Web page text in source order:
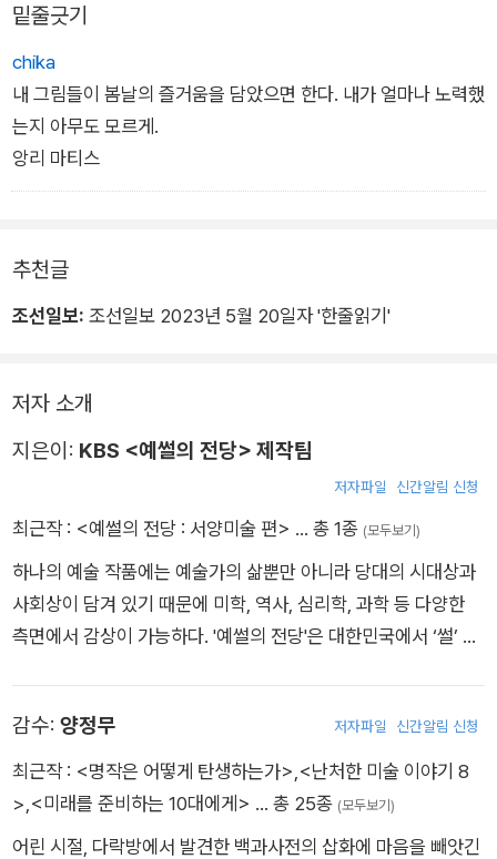
밑줄긋기
chika
내 그림들이 봄날의 즐거움을 담았으면 한다. 내가 얼마나 노력했
는지 아무도 모르게.
앙리 마티스
추천글
조선일보: 조선일보 2023년 5월 20일자 '한줄읽기'
저자 소개
지은이: KBS <예썰의 전당> 제작팀
저자파일 신간알림 신청
최근작 : <예썰의 전당 : 서양미술 편> … 총 1종 (모두보기)
하나의 예술 작품에는 예술가의 삶뿐만 아니라 당대의 시대상과
사회상이 담겨 있기 때문에 미학, 역사, 심리학, 과학 등 다양한
측면에서 감상이 가능하다. '예썰의 전당'은 대한민국에서 ‘썰’ 푸
오늘의 시청자와 독자들에게 통찰과 위로가 되고자 한다.
감수: 양정무 저자파일 신간알림 신청
최근작 : <명작은 어떻게 탄생하는가> <난처한 미술 이야기 8
> <미래를 준비하는 10대에게> … 총 25종 (모두보기)
어린 시절, 다락방에서 발견한 백과사전의 삽화에 마음을 빼앗긴